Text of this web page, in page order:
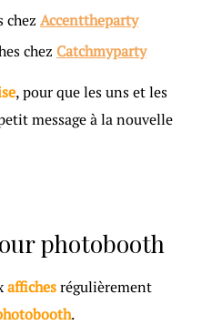
chez Accenttheparty
chez Catchmyparty
, pour que les uns et les
message à la nouvelle
photobooth
affichesrégulièrement
.